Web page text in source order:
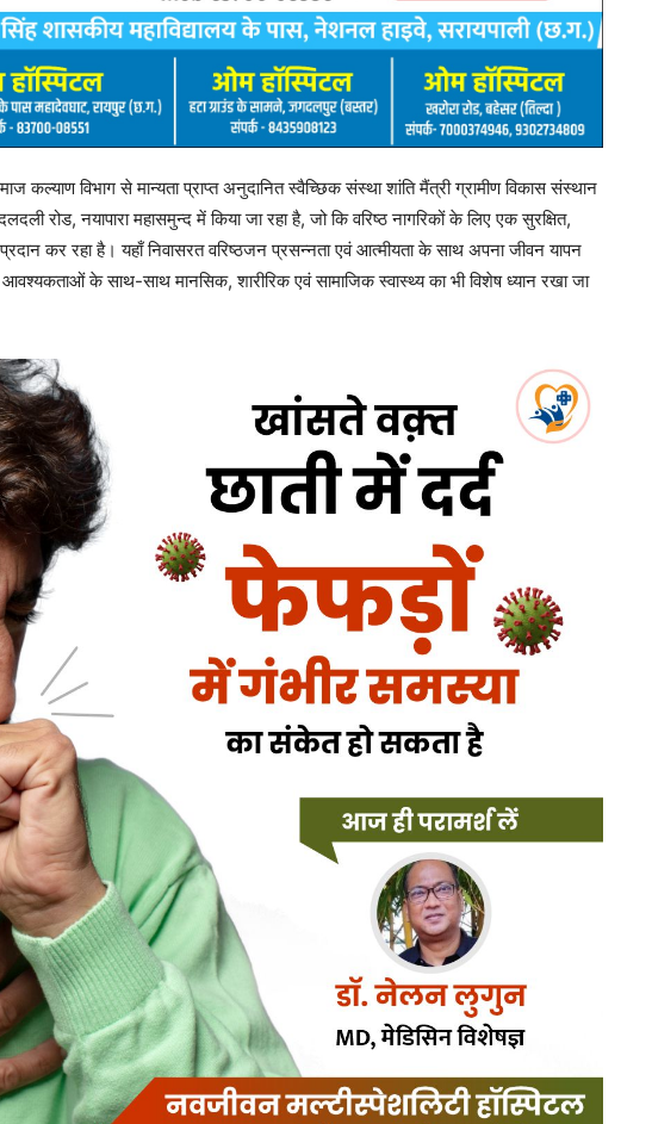
विभाग से मान्यता प्राप्त अनुदानित स्वैच्छिक संस्था शांति मैंत्री ग्रामीण विकास संस्थान
रोड, नयापारा महासमुन्द में किया जा रहा है, जो कि वरिष्ठ नागरिकों के लिए एक सुरक्षित,
प्रदान कर रहा है। यहाँ निवासरत वरिष्ठजन प्रसन्नता एवं आत्मीयता के साथ अपना जीवन यापन
के साथ-साथ मानसिक, शारीरिक एवं सामाजिक स्वास्थ्य का भी विशेष ध्यान रखा जा
सिंह ने बताया कि वृद्धाश्रम में वरिष्ठजनों के मनोरंजन एवं स्वास्थ्यवर्धन के लिए विभिन्न सुविधाएं
रूप से मनोरंजनात्मक गतिविधियों, खेलकूद प्रतियोगिताओं, नियमित योगाभ्यास एवं सांस्कृतिक
जिससे उनमें उत्साह एवं सकारात्मक ऊर्जा का संचार बना रहता है। आध्यात्मिक एवं मानसिक शांति
कार्यक्रमों की भी नियमित व्यवस्था की गई है। इन गतिविधियों में वरिष्ठजन बढ़-चढ़कर भाग लेते
की भावना विकसित होती है।